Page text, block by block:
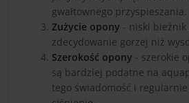
gwałtownego przyspieszania.
Zużycie opony - niski
zdecydowanie gorzej niż
Szerokość opony - szerokie
są bardziej podatne na
tego świadomość i